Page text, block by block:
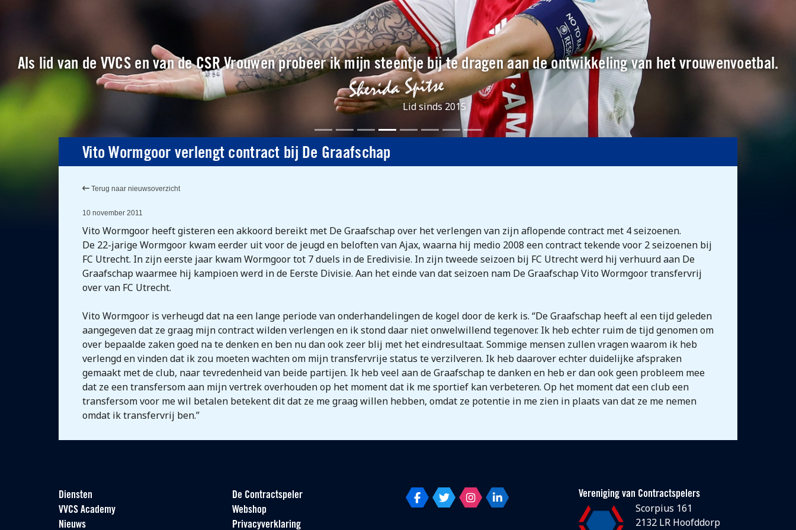
Als lid van de VVCS en van de CSR Vrouwen probeer ik mijn steentje bij te dragen aan de ontwikkeling van het vrouwenvoetbal.
Lid sinds 2015
Vito Wormgoor verlengt contract bij De Graafschap
Terug naar nieuwsoverzicht
10 november 2011
Vito Wormgoor heeft gisteren een akkoord bereikt met De Graafschap over het verlengen van zijn aflopende contract met 4 seizoenen.
De 22-jarige Wormgoor kwam eerder uit voor de jeugd en beloften van Ajax, waarna hij medio 2008 een contract tekende voor 2 seizoenen bij
FC Utrecht. In zijn eerste jaar kwam Wormgoor tot 7 duels in de Eredivisie. In zijn tweede seizoen bij FC Utrecht werd hij verhuurd aan De
Graafschap waarmee hij kampioen werd in de Eerste Divisie. Aan het einde van dat seizoen nam De Graafschap Vito Wormgoor transfervrij
over van FC Utrecht.
Vito Wormgoor is verheugd dat na een lange periode van onderhandelingen de kogel door de kerk is. “De Graafschap heeft al een tijd geleden
aangegeven dat ze graag mijn contract wilden verlengen en ik stond daar niet onwelwillend tegenover. Ik heb echter ruim de tijd genomen om
over bepaalde zaken goed na te denken en ben nu dan ook zeer blij met het eindresultaat. Sommige mensen zullen vragen waarom ik heb
verlengd en vinden dat ik zou moeten wachten om mijn transfervrije status te verzilveren. Ik heb daarover echter duidelijke afspraken
gemaakt met de club, naar tevredenheid van beide partijen. Ik heb veel aan de Graafschap te danken en heb er dan ook geen probleem mee
dat ze een transfersom aan mijn vertrek overhouden op het moment dat ik me sportief kan verbeteren. Op het moment dat een club een
transfersom voor me wil betalen betekent dit dat ze me graag willen hebben, omdat ze potentie in me zien in plaats van dat ze me nemen
omdat ik transfervrij ben.”
Diensten
VVCS Academy
Nieuws
De Contractspeler
Webshop
Privacyverklaring
Vereniging van Contractspelers
Scorpius 161
2132 LR Hoofddorp